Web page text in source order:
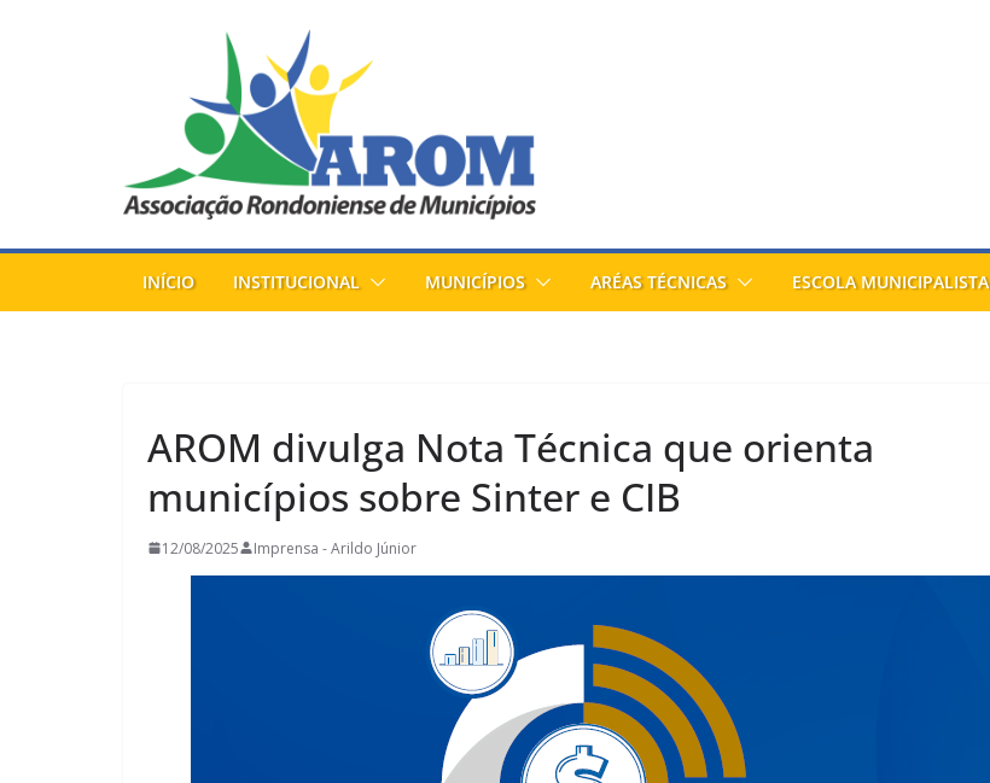
INÍCIO INSTITUCIONAL MUNICÍPIOS ARÉAS TÉCNICAS ESCOLA MUNICIPALISTA
AROM divulga Nota Técnica que orienta
municípios sobre Sinter e CIB
12/08/2025 Imprensa - Arildo Júnior